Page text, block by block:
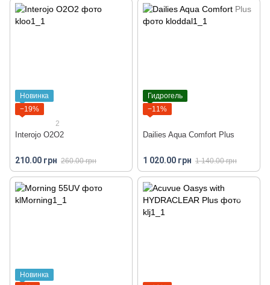
Новинка
−19%
2
Interojo O2O2
210.00 грн 260.00 грн
Гидрогель
−11%
Dailies Aqua Comfort Plus
1 020.00 грн 1 140.00 грн
Новинка